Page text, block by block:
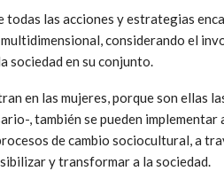
las acciones y estrategias
considerando el
sociedad en su conjunto.
en las mujeres, porque son ellas
, también se pueden implementar
de cambio sociocultural, a
y transformar a la sociedad.